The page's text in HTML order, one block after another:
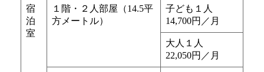
宿
泊
室
１階・２人部屋（14.5平
方メートル）
子ども１人
14,700円／月
大人１人
22,050円／月